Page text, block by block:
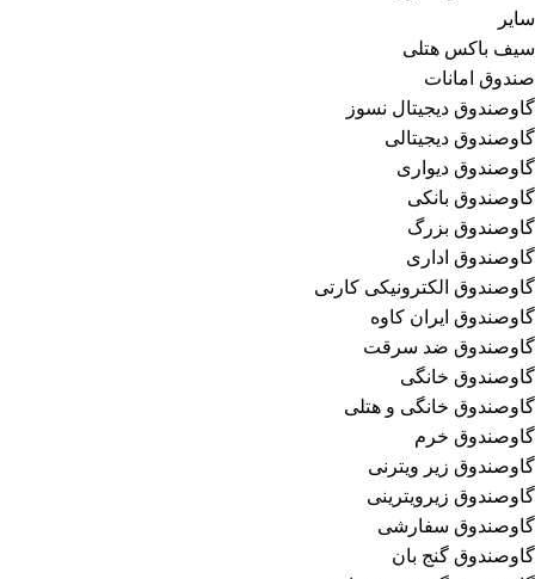
سایر
سیف باکس هتلی
صندوق امانات
گاوصندوق دیجیتال نسوز
گاوصندوق دیجیتالی
گاوصندوق دیواری
گاوصندوق بانکی
گاوصندوق بزرگ
گاوصندوق اداری
گاوصندوق الکترونیکی کارتی
گاوصندوق ایران کاوه
گاوصندوق ضد سرقت
گاوصندوق خانگی
گاوصندوق خانگی و هتلی
گاوصندوق خرم
گاوصندوق زیر ویترنی
گاوصندوق زیرویترینی
گاوصندوق سفارشی
گاوصندوق گنج بان